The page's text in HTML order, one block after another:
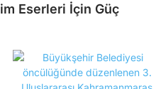
Eserleri İçin Güç